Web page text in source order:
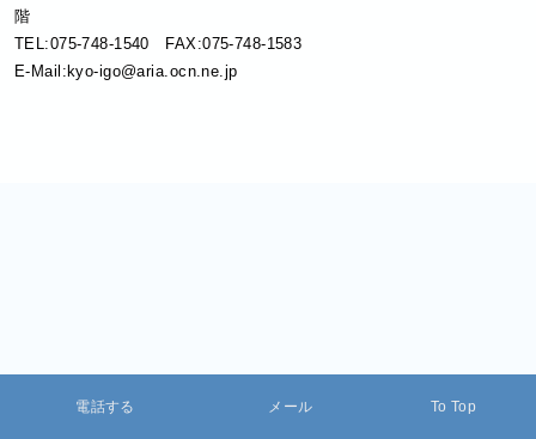
階
TEL:075-748-1540 FAX:075-748-1583
E-Mail:kyo-igo@aria.ocn.ne.jp
電話する メール To Top